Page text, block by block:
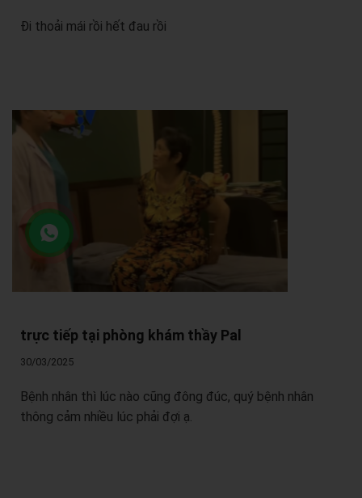
Đi thoải mái rồi hết đau rồi
trực tiếp tại phòng khám thầy Pal
30/03/2025
Bệnh nhân thì lúc nào cũng đông đúc, quý bệnh nhân
thông cảm nhiều lúc phải đợi ạ.